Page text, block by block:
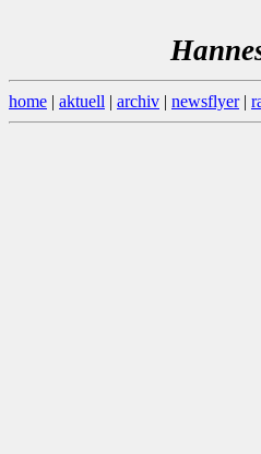
home | aktuell | archiv | newsflyer|